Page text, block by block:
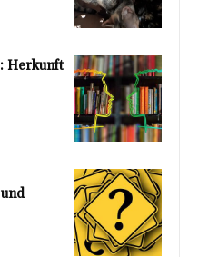
Herkunft